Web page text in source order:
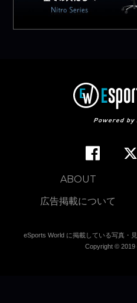
ABOUT
広告掲載について
eSports World に掲載している写真・
Copyright © 2019